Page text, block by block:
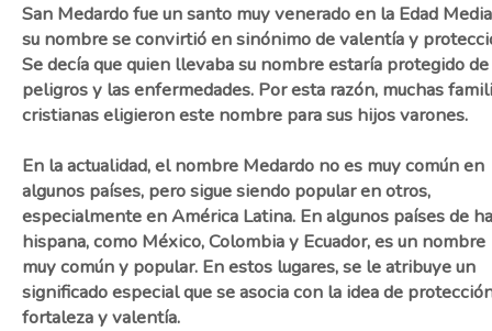
San Medardo fue un santo muy venerado en la Edad
su nombre se convirtió en sinónimo de valentía y
Se decía que quien llevaba su nombre estaría protegido
peligros y las enfermedades. Por esta razón, muchas
cristianas eligieron este nombre para sus hijos varones.
En la actualidad, el nombre Medardo no es muy común en
algunos países, pero sigue siendo popular en otros,
especialmente en América Latina. En algunos países de
hispana, como México, Colombia y Ecuador, es un nombre
muy común y popular. En estos lugares, se le atribuye un
significado especial que se asocia con la idea de
fortaleza y valentía.